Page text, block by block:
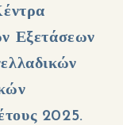
Εξετάσεων
2025.